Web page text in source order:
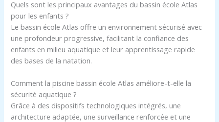
Quels sont les principaux avantages du bassin école Atlas
pour les enfants ?
Le bassin école Atlas offre un environnement sécurisé avec
une profondeur progressive, facilitant la confiance des
enfants en milieu aquatique et leur apprentissage rapide
des bases de la natation.
Comment la piscine bassin école Atlas améliore-t-elle la
sécurité aquatique ?
Grâce à des dispositifs technologiques intégrés, une
architecture adaptée, une surveillance renforcée et une